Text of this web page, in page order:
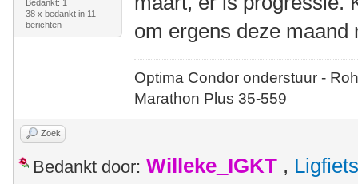
Bedankt: 1
38 x bedankt in 11
berichten
om ergens deze maand
Optima Condor onderstuur -
Marathon Plus 35-559
Zoek
Bedankt door: Willeke_IGKT ,